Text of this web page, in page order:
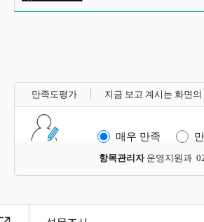
만족도평가 지금 보고 계시는 화면
매우 만족
항목관리자운영지원과